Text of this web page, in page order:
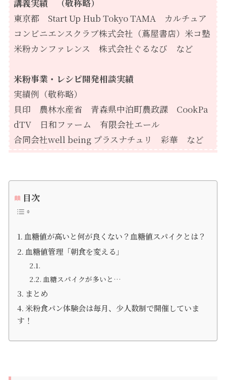
講義実績 （敬称略）
東京都 Start Up Hub Tokyo TAMA カルチュア
コンビニエンスクラブ株式会社（蔦屋書店）米コ塾
米粉カンファレンス 株式会社ぐるなび など
米粉事業・レシピ開発相談実績
実績例（敬称略）
貝印 農林水産省 青森県中泊町農政課 CookPa
dTV
日和ファーム 有限会社エール
合同会社well being プラスナチュリ 彩華 など
目次
血糖値が高いと何が良くない？血糖値スパイクとは？
血糖値管理「朝食を変える」
血糖スパイクが多いと…
まとめ
米粉食パン体験会は毎月、少人数制で開催していま
す！